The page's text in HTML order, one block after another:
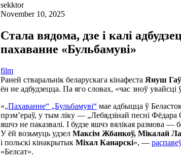
sekktor
November 10, 2025
Стала вядома, дзе і калі
пахаванне «Бульбамуві»
film
Раней стваральнік беларускага кінафеста Януш
ён не адбудзецца. Па яго словах, «час зноў
«„Пахаванне“ „Бульбамуві“ мае адбыцца ў
прэм’ераў, у тым ліку — „Лебядзінай песні Фёдара
яшчэ не паказвалі. І будзе яшчэ вялікая размова —
У ёй возьмуць удзелМаксім Жбанкоў, Мікалай
і польскі кінакрытыкМіхал Канарскі», —
«Белсат».